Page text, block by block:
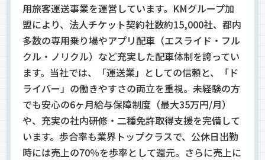
用旅客運送事業を運営しています。KMグループ加
盟により、法人チケット契約社数約15,000社、都内
多数の専用乗り場やアプリ配車（エスライド・フル
クル・ノリクル）など充実した配車体制を誇ってい
ます。当社では、「運送業」としての信頼と、「ド
ライバー」の働きやすさの両立を重視。未経験の方
でも安心の6ヶ月給与保障制度（最大35万円/月）
や、充実の社内研修・二種免許取得支援を完備して
います。歩合率も業界トップクラスで、公休日出勤
時には売上の70％を歩率として還元。さらに売上に